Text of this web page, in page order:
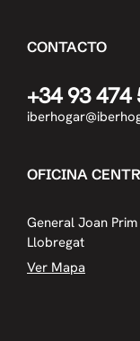
CONTACTO
+34 93 474
OFICINA
General Joan
Llobregat
Ver Mapa